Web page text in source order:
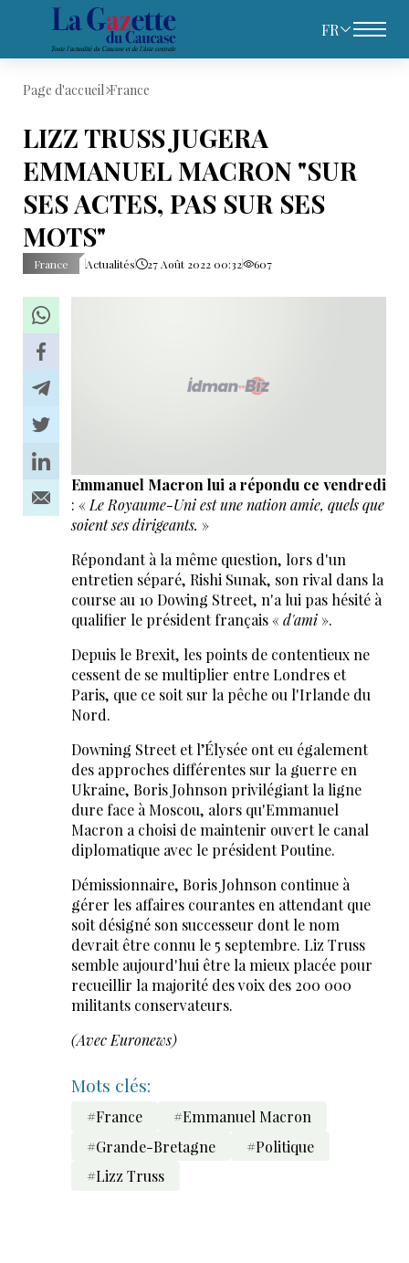
FR
Page d'accueil France
LIZZ TRUSS JUGERA
EMMANUEL MACRON "SUR
SES ACTES, PAS SUR SES
MOTS"
France Actualités 27 Août 2022 00:32 607
Emmanuel Macron lui a répondu ce vendredi
: «Le Royaume-Uni est une nation amie, quels que
soient ses dirigeants. »
Répondant à la même question, lors d'un
entretien séparé, Rishi Sunak, son rival dans la
course au 10 Dowing Street, n'a lui pas hésité à
qualifier le président français «d'ami».
Depuis le Brexit, les points de contentieux ne
cessent de se multiplier entre Londres et
Paris, que ce soit sur la pêche ou l'Irlande du
Nord.
Downing Street et l’Élysée ont eu également
des approches différentes sur la guerre en
Ukraine, Boris Johnson privilégiant la ligne
dure face à Moscou, alors qu'Emmanuel
Macron a choisi de maintenir ouvert le canal
diplomatique avec le président Poutine.
Démissionnaire, Boris Johnson continue à
gérer les affaires courantes en attendant que
soit désigné son successeur dont le nom
devrait être connu le 5 septembre. Liz Truss
semble aujourd'hui être la mieux placée pour
recueillir la majorité des voix des 200 000
militants conservateurs.
(Avec Euronews)
Mots clés:
#France
#Emmanuel Macron
#Grande-Bretagne
#Politique
#Lizz Truss